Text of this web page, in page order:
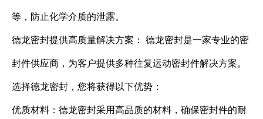
等，防止化学介质的泄露。
德龙密封提供高质量解决方案： 德龙密封是一家专业的密
封件供应商，为客户提供多种往复运动密封件解决方案。
选择德龙密封，您将获得以下优势：
优质材料：德龙密封采用高品质的材料，确保密封件的耐